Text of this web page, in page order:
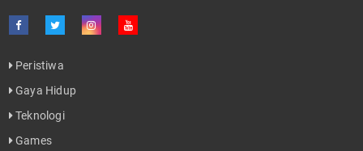
Peristiwa
Gaya Hidup
Teknologi
Games